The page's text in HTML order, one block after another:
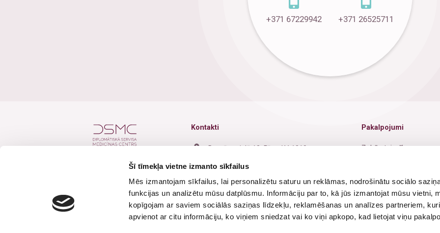
Šī tīmekļa vietne izmanto sīkfailus
Mēs izmantojam sīkfailus, lai personalizētu saturu un reklāmas, nodrošinātu sociālo
funkcijas un analizētu mūsu datplūsmu. Informāciju par to, kā jūs izmantojat mūsu vietni,
kopīgojam ar saviem sociālās saziņas līdzekļu, reklamēšanas un analīzes partneriem,
apvienot ar citu informāciju, ko viņiem sniedzat vai ko viņi apkopo, kad lietojat viņu
+371 67229942 +371 26525711
Seko mums
Kontakti
Baznīcas ielā 18, Rīga, LV-1010
+371 67229942
+371 26525711
info@dsmc.lv
Darba dienas - 8:00-19:00
Pakalpojumi
Zobārstniecība
Ginekoloģija
Jūrnieku medicīniskā
Fizioterapija